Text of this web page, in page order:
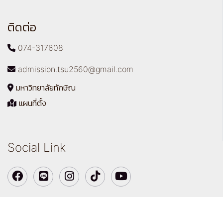
ติดต่อ
074-317608
admission.tsu2560@gmail.com
มหาวิทยาลัยทักษิณ
แผนที่ตั้ง
Social Link